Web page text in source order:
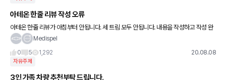
아테온 한줄 리뷰 작성 오류
아테온 한줄 리뷰가 아침부터 안됩니다. 세 트림 모두 안됩니다. 내용을 작성하고 작성 완
료를 누르면 글 올리기에 실패했다는 메세지만 반복되네요. 볼보 V60 은 되던데 아테온
Medispel
0
5 1,292 20.08.08
자유주제
3인 가족 차량 추천부탁 드립니다.